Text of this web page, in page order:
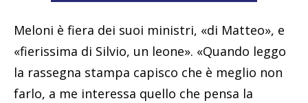
Meloni è fiera dei suoi ministri, «di Matteo», e
«fierissima di Silvio, un leone». «Quando leggo
la rassegna stampa capisco che è meglio non
farlo, a me interessa quello che pensa la